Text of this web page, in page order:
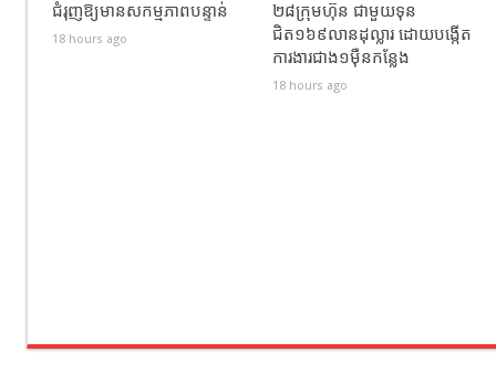
ជំរុញឱ្យមានសកម្មភាពបន្ទាន់
18 hours ago
២៨ក្រុមហ៊ុន ជាមួយទុន
ជិត១៦៩លានដុល្លារ ដោយបង្កើត
ការងារជាង១ម៉ឺនកន្លែង
18 hours ago